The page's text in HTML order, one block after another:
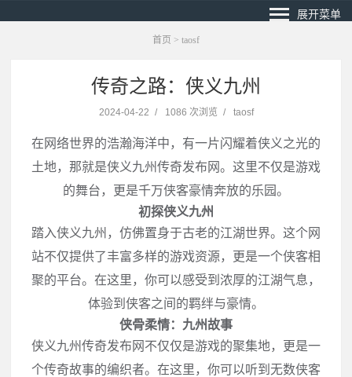
展开菜单
首页 > taosf
传奇之路：侠义九州
2024-04-22 / 1086 次浏览 / taosf
在网络世界的浩瀚海洋中，有一片闪耀着侠义之光的
土地，那就是侠义九州传奇发布网。这里不仅是游戏
的舞台，更是千万侠客豪情奔放的乐园。
初探侠义九州
踏入侠义九州，仿佛置身于古老的江湖世界。这个网
站不仅提供了丰富多样的游戏资源，更是一个侠客相
聚的平台。在这里，你可以感受到浓厚的江湖气息，
体验到侠客之间的羁绊与豪情。
侠骨柔情：九州故事
侠义九州传奇发布网不仅仅是游戏的聚集地，更是一
个传奇故事的编织者。在这里，你可以听到无数侠客